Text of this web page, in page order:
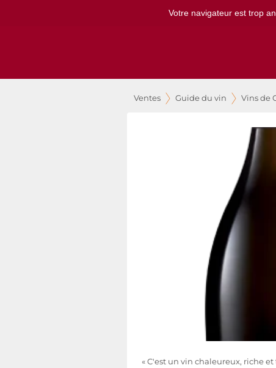
Votre navigateur est trop
Ventes Guide du vin Vins de
« C'est un vin chaleureux, riche